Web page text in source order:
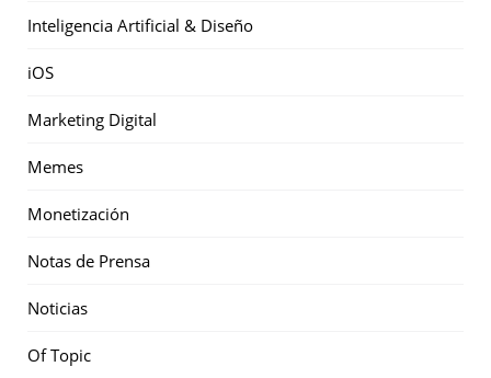
Inteligencia Artificial & Diseño
iOS
Marketing Digital
Memes
Monetización
Notas de Prensa
Noticias
Of Topic